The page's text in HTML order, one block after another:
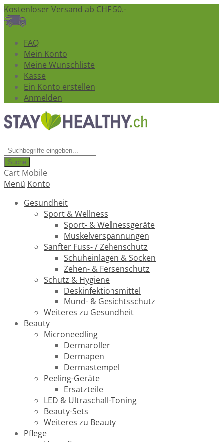
Kostenloser Versand ab CHF 50.-
FAQ
Mein Konto
Meine Wunschliste
Kasse
Ein Konto erstellen
Anmelden
Suche
Cart Mobile
Menü Konto
Gesundheit
Sport & Wellness
Sport- & Wellnessgeräte
Muskelverspannungen
Sanfter Fuss- / Zehenschutz
Schuheinlagen & Socken
Zehen- & Fersenschutz
Schutz & Hygiene
Deskinfektionsmittel
Mund- & Gesichtsschutz
Weiteres zu Gesundheit
Beauty
Microneedling
Dermaroller
Dermapen
Dermastempel
Peeling-Geräte
Ersatzteile
LED & Ultraschall-Toning
Beauty-Sets
Weiteres zu Beauty
Pflege